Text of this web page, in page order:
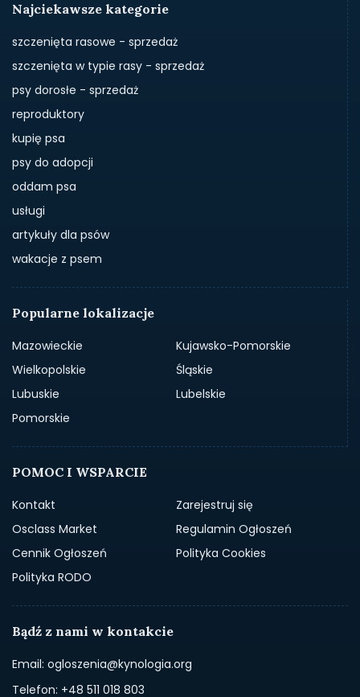
Najciekawsze kategorie
szczenięta rasowe - sprzedaż
szczenięta w typie rasy - sprzedaż
psy dorosłe - sprzedaż
reproduktory
kupię psa
psy do adopcji
oddam psa
usługi
artykuły dla psów
wakacje z psem
Popularne lokalizacje
Mazowieckie
Kujawsko-Pomorskie
Wielkopolskie
Śląskie
Lubuskie
Lubelskie
Pomorskie
POMOC I WSPARCIE
Kontakt
Zarejestruj się
Osclass Market
Regulamin Ogłoszeń
Cennik Ogłoszeń
Polityka Cookies
Polityka RODO
Bądź z nami w kontakcie
Email: ogloszenia@kynologia.org
Telefon: +48 511 018 803